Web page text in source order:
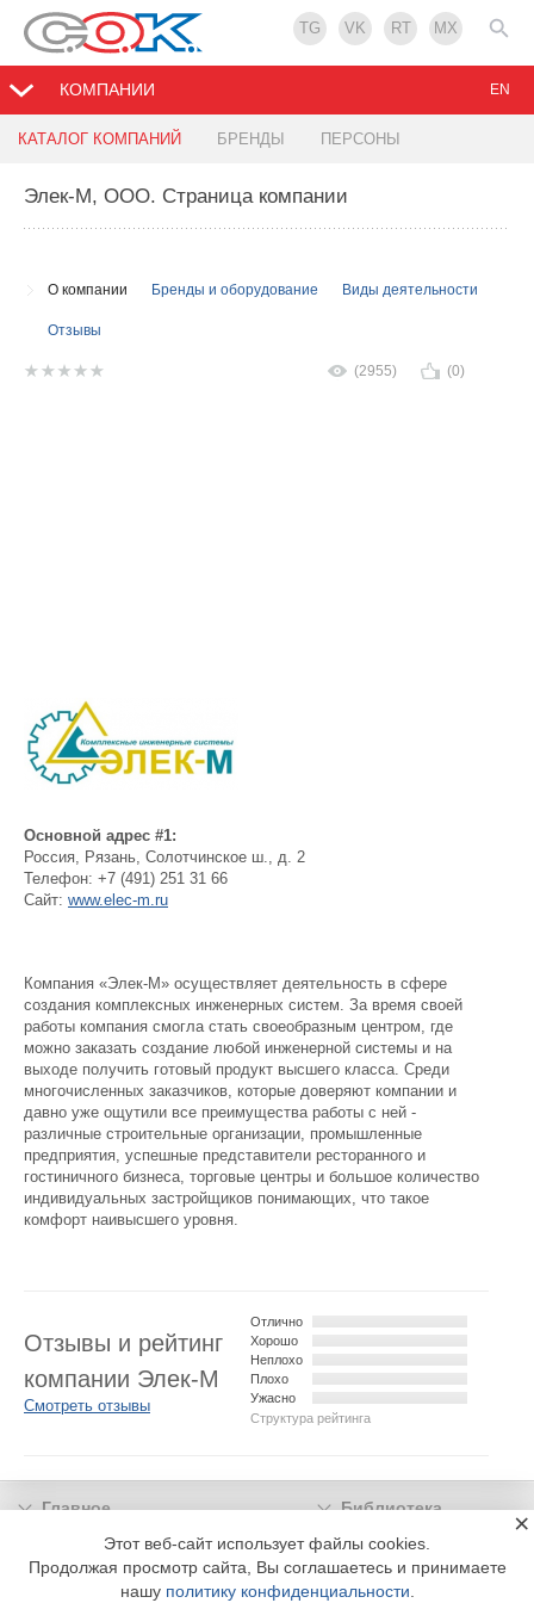
TG VK RT MX
КОМПАНИИ
КАТАЛОГ КОМПАНИЙ БРЕНДЫ ПЕРСОНЫ
EN
Элек-М, ООО. Страница компании
О компании Бренды и оборудование Виды деятельности
Отзывы
(2955) (0)
Основной адрес #1:
Россия, Рязань, Солотчинское ш., д. 2
Телефон: +7 (491) 251 31 66
Сайт: www.elec-m.ru
Компания «Элек-М» осуществляет деятельность в сфере
создания комплексных инженерных систем. За время своей
работы компания смогла стать своеобразным центром, где
можно заказать создание любой инженерной системы и на
выходе получить готовый продукт высшего класса. Среди
многочисленных заказчиков, которые доверяют компании и
давно уже ощутили все преимущества работы с ней -
различные строительные организации, промышленные
предприятия, успешные представители ресторанного и
гостиничного бизнеса, торговые центры и большое количество
индивидуальных застройщиков понимающих, что такое
комфорт наивысшего уровня.
Структура рейтинга
Отлично
Хорошо
Неплохо
Плохо
Ужасно
Отзывы и рейтинг
компании Элек-М
Смотреть отзывы
Главное
Библиотека
Подписка
Реклама
Информация
Этот веб-сайт использует файлы cookies.
Продолжая просмотр сайта, Вы соглашаетесь и принимаете
нашу политику конфиденциальности
×